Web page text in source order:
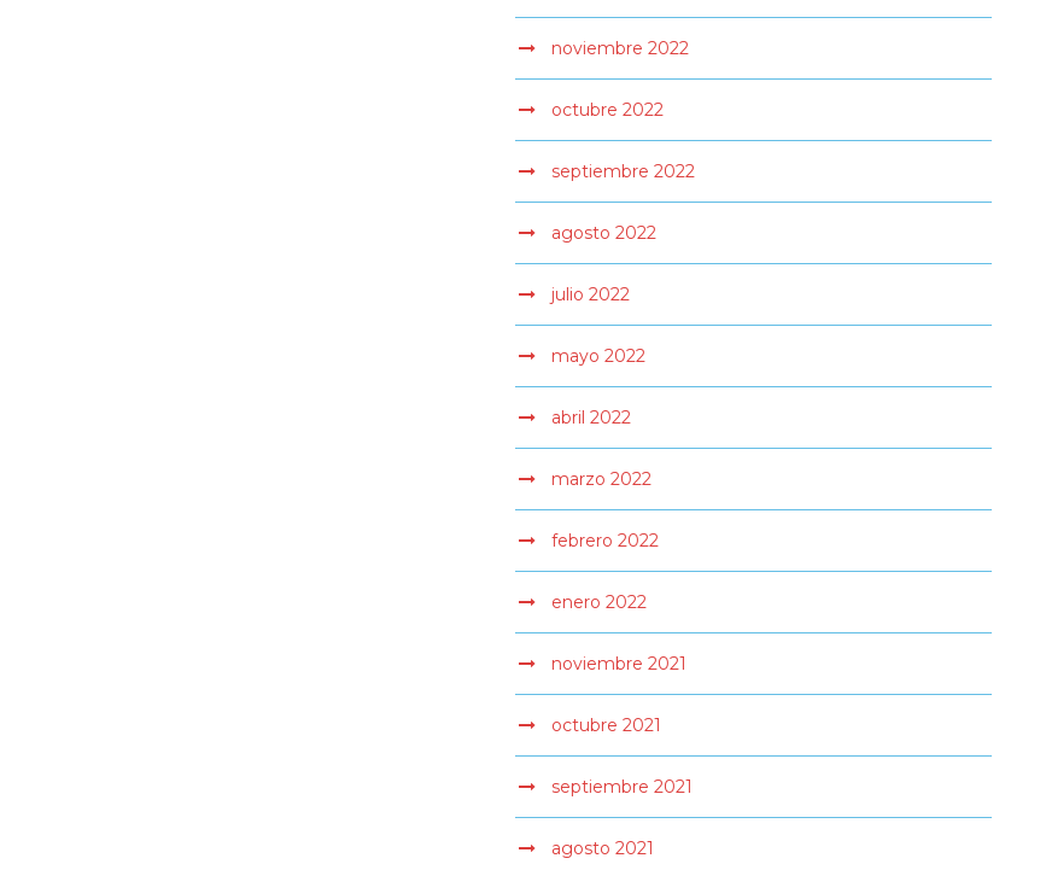
noviembre 2022
octubre 2022
septiembre 2022
agosto 2022
julio 2022
mayo 2022
abril 2022
marzo 2022
febrero 2022
enero 2022
noviembre 2021
octubre 2021
septiembre 2021
agosto 2021